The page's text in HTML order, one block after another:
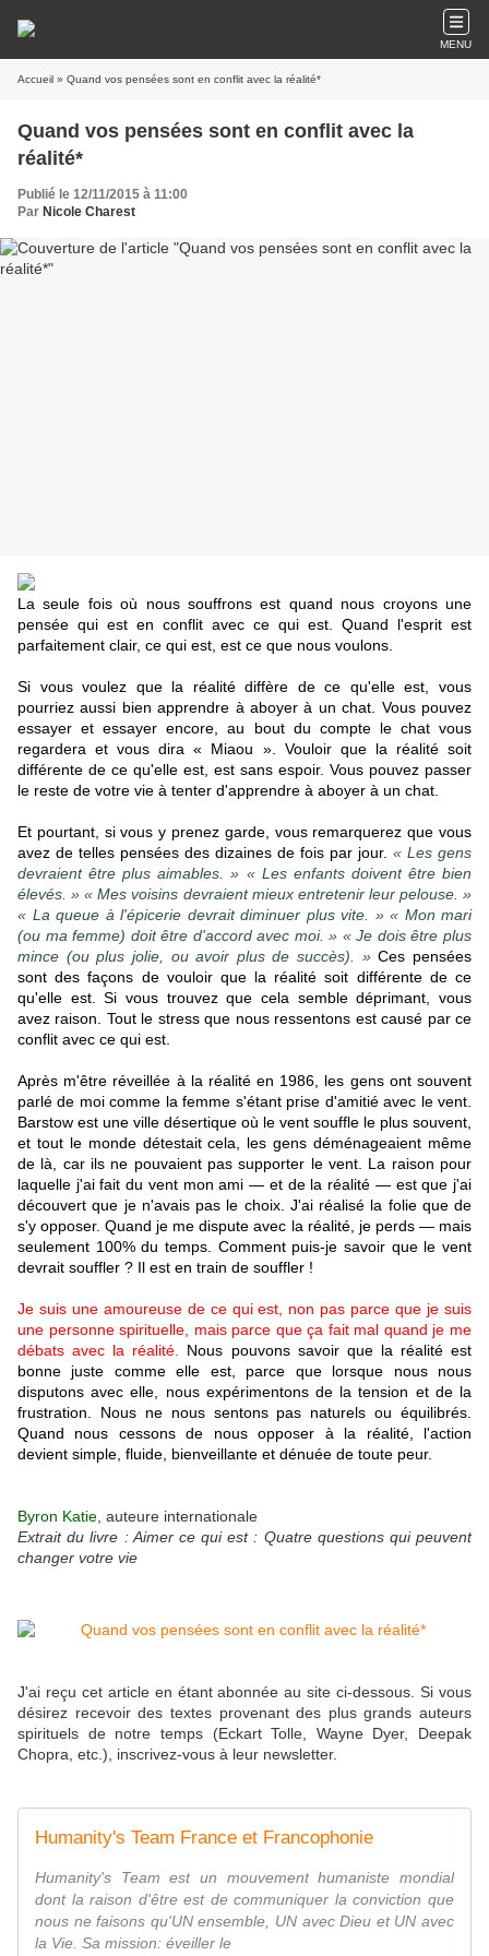
MENU
Accueil » Quand vos pensées sont en conflit avec la réalité*
Quand vos pensées sont en conflit avec la
réalité*
Publié le 12/11/2015 à 11:00
Par Nicole Charest
La seule fois où nous souffrons est quand nous croyons une
pensée qui est en conflit avec ce qui est. Quand l'esprit est
parfaitement clair, ce qui est, est ce que nous voulons.
Si vous voulez que la réalité diffère de ce qu'elle est, vous
pourriez aussi bien apprendre à aboyer à un chat. Vous pouvez
essayer et essayer encore, au bout du compte le chat vous
regardera et vous dira « Miaou ». Vouloir que la réalité soit
différente de ce qu'elle est, est sans espoir. Vous pouvez passer
le reste de votre vie à tenter d'apprendre à aboyer à un chat.
Et pourtant, si vous y prenez garde, vous remarquerez que vous
avez de telles pensées des dizaines de fois par jour. « Les gens
devraient être plus aimables. » « Les enfants doivent être bien
élevés. » « Mes voisins devraient mieux entretenir leur pelouse. »
« La queue à l'épicerie devrait diminuer plus vite. » « Mon mari
(ou ma femme) doit être d'accord avec moi. » « Je dois être plus
mince (ou plus jolie, ou avoir plus de succès). »Ces pensées
sont des façons de vouloir que la réalité soit différente de ce
qu'elle est. Si vous trouvez que cela semble déprimant, vous
avez raison. Tout le stress que nous ressentons est causé par ce
conflit avec ce qui est.
Après m'être réveillée à la réalité en 1986, les gens ont souvent
parlé de moi comme la femme s'étant prise d'amitié avec le vent.
Barstow est une ville désertique où le vent souffle le plus souvent,
et tout le monde détestait cela, les gens déménageaient même
de là, car ils ne pouvaient pas supporter le vent. La raison pour
laquelle j'ai fait du vent mon ami — et de la réalité — est que j'ai
découvert que je n'avais pas le choix. J'ai réalisé la folie que de
s'y opposer. Quand je me dispute avec la réalité, je perds — mais
seulement 100% du temps. Comment puis-je savoir que le vent
devrait souffler ? Il est en train de souffler !
Je suis une amoureuse de ce qui est, non pas parce que je suis
une personne spirituelle, mais parce que ça fait mal quand je me
débats avec la réalité.
Nous pouvons savoir que la réalité est
bonne juste comme elle est, parce que lorsque nous nous
disputons avec elle, nous expérimentons de la tension et de la
frustration. Nous ne nous sentons pas naturels ou équilibrés.
Quand nous cessons de nous opposer à la réalité, l'action
devient simple, fluide, bienveillante et dénuée de toute peur.
Byron Katie , auteure internationale
Extrait du livre : Aimer ce qui est : Quatre questions qui peuvent
changer votre vie
J'ai reçu cet article en étant abonnée au site ci-dessous. Si vous
désirez recevoir des textes provenant des plus grands auteurs
spirituels de notre temps (Eckart Tolle, Wayne Dyer, Deepak
Chopra, etc.), inscrivez-vous à leur newsletter.
Humanity's Team France et Francophonie
Humanity's Team est un mouvement humaniste mondial
dont la raison d'être est de communiquer la conviction que
nous ne faisons qu'UN ensemble, UN avec Dieu et UN avec
la Vie. Sa mission: éveiller le